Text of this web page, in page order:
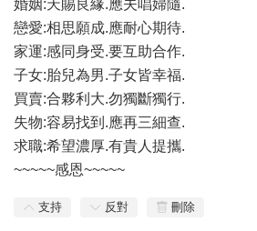
婚姻:天賜良緣.應夫唱婦隨.
戀愛:相思願成.應耐心期待.
家運:感同身受.要互助合作.
子女:胎兒為男.子女皆幸福.
買賣:合夥利大.勿獨斷獨行.
失物:容易找到.應再三細查.
求職:希望濃厚.有貴人提攜.
~~~~~感恩~~~~~
支持 反對 刪除